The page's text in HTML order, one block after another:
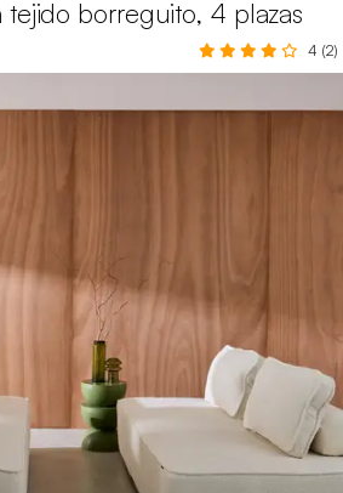
borreguito, 4 plazas
4 (2)